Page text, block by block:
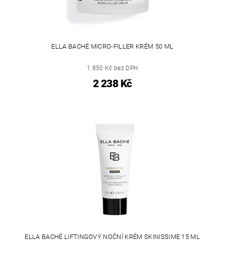
ELLA BACHÉ MICRO-FILLER KRÉM 50 ML
1 850 Kč bez DPH
2 238 Kč
ELLA BACHÉ LIFTINGOVÝ NOČNÍ KRÉM SKINISSIME 15 ML